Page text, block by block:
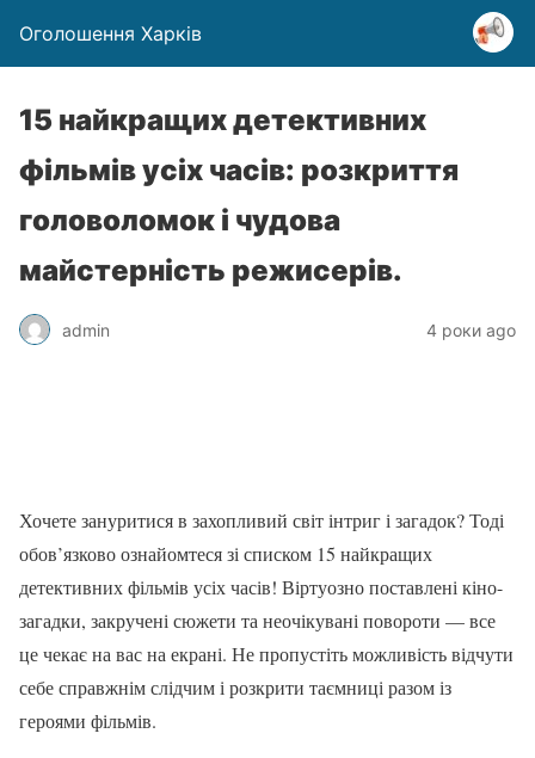
Оголошення Харків
15 найкращих детективних
фільмів усіх часів: розкриття
головоломок і чудова
майстерність режисерів.
admin 4 роки ago
Хочете зануритися в захопливий світ інтриг і загадок? Тоді
обов’язково ознайомтеся зі списком 15 найкращих
детективних фільмів усіх часів! Віртуозно поставлені кіно-
загадки, закручені сюжети та неочікувані повороти — все
це чекає на вас на екрані. Не пропустіть можливість відчути
себе справжнім слідчим і розкрити таємниці разом із
героями фільмів.